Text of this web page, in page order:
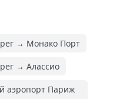
→ Монако Порт
→ Алассио
аэропорт Париж